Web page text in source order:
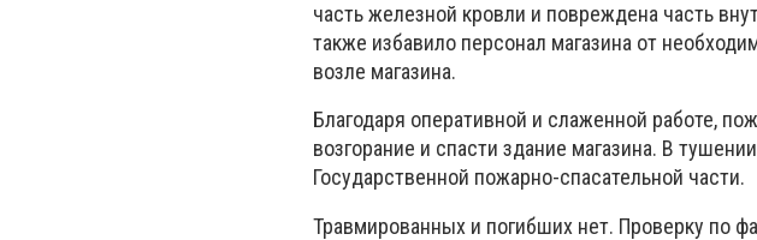
часть железной кровли и повреждена часть
также избавило персонал магазина от
возле магазина.
Благодаря оперативной и слаженной работе,
возгорание и спасти здание магазина. В
Государственной пожарно-спасательной части.
Травмированных и погибших нет. Проверку по